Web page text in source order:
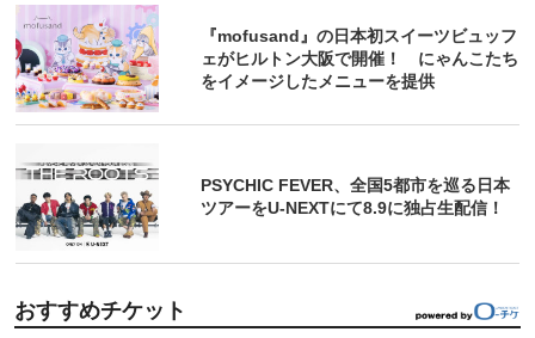
『mofusand』の日本初スイーツビュッフ
ェがヒルトン大阪で開催！ にゃんこたち
をイメージしたメニューを提供
PSYCHIC FEVER、全国5都市を巡る日本
ツアーをU‐NEXTにて8.9に独占生配信！
おすすめチケット